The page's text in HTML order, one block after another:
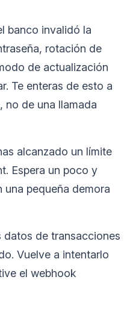
banco invalidó la
rotación de
de actualización
Te enteras de esto a
no de una llamada
alcanzado un límite
Espera un poco y
pequeña demora
datos de transacciones
Vuelve a intentarlo
el webhook